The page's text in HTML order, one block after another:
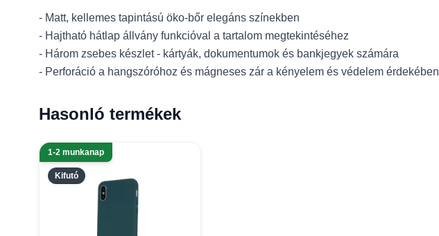
- Matt, kellemes tapintású öko-bőr elegáns színekben
- Hajtható hátlap állvány funkcióval a tartalom megtekintéséhez
- Három zsebes készlet - kártyák, dokumentumok és bankjegyek számára
- Perforáció a hangszóróhoz és mágneses zár a kényelem és védelem érdekében
Hasonló termékek
Kifutó
1-2 munkanap